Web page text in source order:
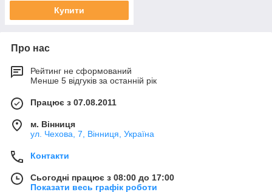
Купити
Про нас
Рейтинг не сформований
Менше 5 відгуків за останній рік
Працює з 07.08.2011
м. Вінниця
ул. Чехова, 7, Вінниця, Україна
Контакти
Сьогодні працює з 08:00 до 17:00
Показати весь графік роботи